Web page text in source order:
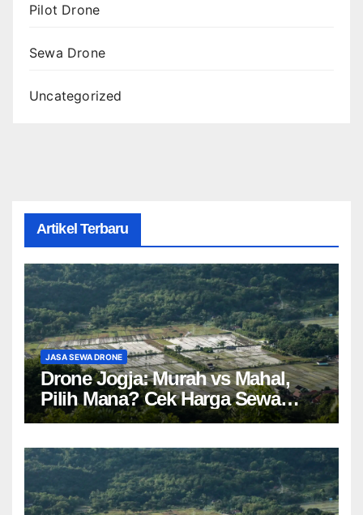
Pilot Drone
Sewa Drone
Uncategorized
Artikel Terbaru
JASA SEWA DRONE
Drone Jogja: Murah vs Mahal,
Pilih Mana? Cek Harga Sewa
Drone Yogyakarta!